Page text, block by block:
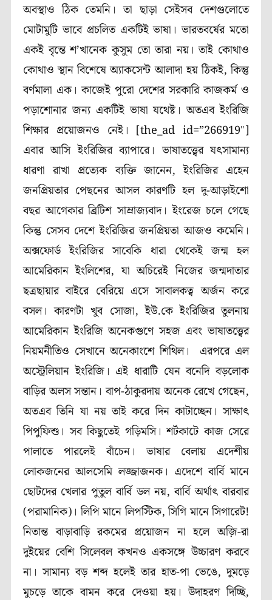
অবস্থাও ঠিক তেমনি। তা ছাড়া সেইসব দেশগুলোতে
মোটামুটি ভাবে প্রচলিত একটিই ভাষা। ভারতবর্ষের মতো
একই বৃন্তে শ’খানেক কুসুম তো তারা নয়। তাই কোথাও
কোথাও স্থান বিশেষে অ্যাকসেন্ট আলাদা হয় ঠিকই, কিন্তু
বর্ণমালা এক। কাজেই পুরো দেশের সরকারি কাজকর্ম ও
পড়াশোনার জন্য একটিই ভাষা যথেষ্ট। অতএব ইংরিজি
শিক্ষার প্রয়োজনও নেই। [the_ad id=”266919″]
এবার আসি ইংরিজির ব্যাপারে। ভাষাতত্ত্বের যৎসামান্য
ধারণা রাখা প্রত্যেক ব্যক্তি জানেন, ইংরিজির এহেন
জনপ্রিয়তার পেছনের আসল কারণটি হল দু-আড়াইশো
বছর আগেকার ব্রিটিশ সাম্রাজ্যবাদ। ইংরেজ চলে গেছে
কিন্তু সেসব দেশে ইংরিজির জনপ্রিয়তা আজও কমেনি।
অক্সফোর্ড ইংরিজির সাবেকি ধারা থেকেই জন্ম হল
আমেরিকান ইংলিশের, যা অচিরেই নিজের জন্মদাতার
ছত্রছায়ার বাইরে বেরিয়ে এসে সাবালকত্ব অর্জন করে
বসল। কারণটা খুব সোজা, ইউ.কে ইংরিজির তুলনায়
আমেরিকান ইংরিজি অনেকগুণে সহজ এবং ভাষাতত্ত্বের
নিয়মনীতিও সেখানে অনেকাংশে শিথিল।
এরপরে এল
অস্ট্রেলিয়ান ইংরিজি। এই ধারাটি যেন বনেদি বড়লোক
বাড়ির অলস সন্তান। বাপ-ঠাকুরদায় অনেক রেখে গেছেন,
অতএব তিনি যা নয় তাই করে দিন কাটাচ্ছেন। সাক্ষাৎ
পিপুফিশু। সব কিছুতেই গড়িমসি। শর্টকাটে কাজ সেরে
পালাতে পারলেই বাঁচেন। ভাষার বেলায় এদেশীয়
লোকজনের আলসেমি লজ্জাজনক। এদেশে বার্বি মানে
ছোটদের খেলার পুতুল বার্বি ডল নয়, বার্বি অর্থাৎ বারবার
(পরামানিক)। লিপি মানে লিপস্টিক, সিগি মানে সিগারেট!
নিতান্ত বাড়াবাড়ি রকমের প্রয়োজন না হলে অজ়ি-রা
দুইয়ের বেশি সিলেবল কখনও একসঙ্গে উচ্চারণ করবে
না। সামান্য বড় শব্দ হলেই তার হাত-পা ভেঙে, দুমড়ে
মুচড়ে তাকে বামন করে দেওয়া হয়। উদাহরণ দিচ্ছি,